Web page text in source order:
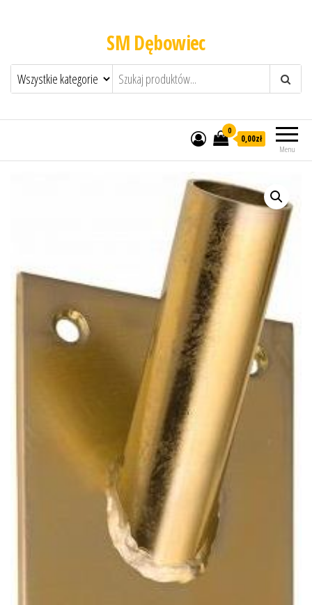
SM Dębowiec
Menu
0
0,00zł